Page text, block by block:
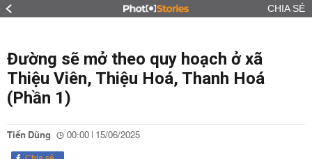
CHIA SẺ
Đường sẽ mở theo quy hoạch ở xã
Thiệu Viên, Thiệu Hoá, Thanh Hoá
(Phần 1)
Tiến Dũng 00:00 | 15/06/2025